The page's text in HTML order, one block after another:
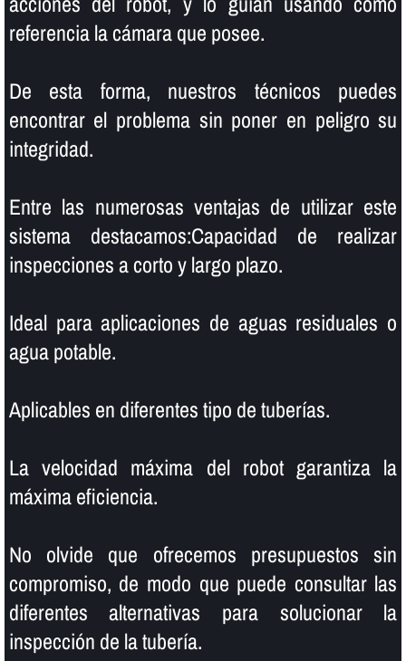
referencia la cámara que posee.
De esta forma, nuestros técnicos puedes
encontrar el problema sin poner en peligro su
integridad.
Entre las numerosas ventajas de utilizar este
sistema destacamos:Capacidad de realizar
inspecciones a corto y largo plazo.
Ideal para aplicaciones de aguas residuales o
agua potable.
Aplicables en diferentes tipo de tuberí­as.
La velocidad máxima del robot garantiza la
máxima eficiencia.
No olvide que ofrecemos presupuestos sin
compromiso, de modo que puede consultar las
diferentes alternativas para solucionar la
inspección de la tuberí­a.